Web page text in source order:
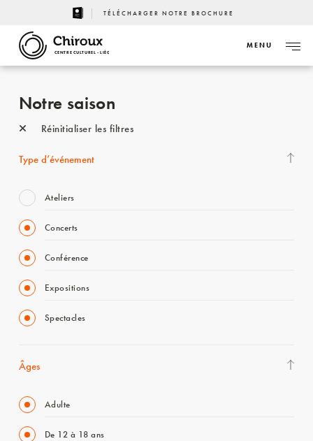
TÉLÉCHARGER NOTRE BROCHURE
CENTRE CULTUREL - LIÈGE
MENU
Notre saison
Réinitialiser les filtres
Type d’événement
Ateliers
Concerts
Conférence
Expositions
Spectacles
Âges
Adulte
De 12 à 18 ans